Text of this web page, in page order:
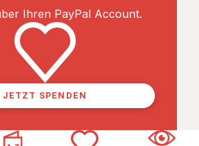
Ihren PayPal Account.
JETZT SPENDEN